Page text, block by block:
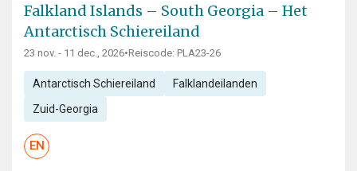
Falkland Islands – South Georgia – Het
Antarctisch Schiereiland
23 nov. - 11 dec., 2026•Reiscode: PLA23-26
Antarctisch Schiereiland Falklandeilanden
Zuid-Georgia
EN